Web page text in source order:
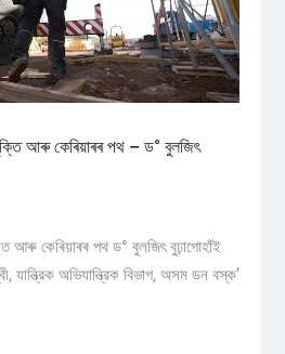
আৰু কেৰিয়াৰৰ পথ – ড° বুলজিৎ
আৰু কেৰিয়াৰৰ পথ ড° বুলজিৎ বুঢ়াগোহাঁই
যান্ত্রিক অভিযান্ত্রিক বিভাগ, অসম ডন বস্ক’